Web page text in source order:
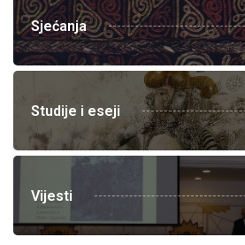
Sjećanja
Studije i eseji
Vijesti